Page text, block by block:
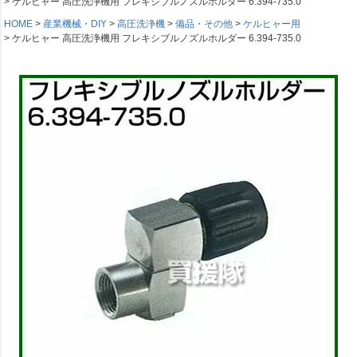
HOME
産業機械・DIY 高圧洗浄機 備品・その他
ケルヒャー用
ケルヒャー 高圧洗浄機用 フレキシブルノズルホルダー 6.394-735.0